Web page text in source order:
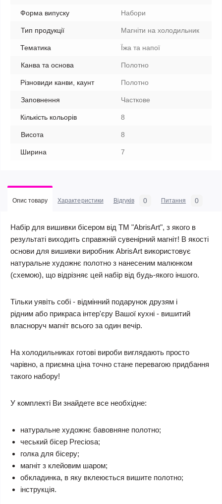
Форма випуску Набори
Тип продукції Магніти на холодильник
Тематика Їжа та напої
Канва та основа Полотно
Різновиди канви, каунт Полотно
Заповнення Часткове
Кількість кольорів 8
Висота 8
Ширина 7
Опис товару Характеристики Відгуків 0 Питання 0
Набір для вишивки бісером від ТМ "AbrisArt", з якого в
результаті виходить справжній сувенірний магніт! В якості
основи для вишивки виробник AbrisArt використовує
натуральне художнє полотно з нанесеним малюнком
(схемою), що відрізняє цей набір від будь-якого іншого.
Тільки уявіть собі - відмінний подарунок друзям і
рідним або прикраса інтер'єру Вашої кухні - вишитий
власноруч магніт всього за один вечір.
На холодильниках готові вироби виглядають просто
чарівно, а приємна ціна точно стане перевагою придбання
такого набору!
У комплекті Ви знайдете все необхідне:
натуральне художнє бавовняне полотно;
чеський бісер Preciosa;
голка для бісеру;
магніт з клейовим шаром;
обкладинка, в яку вклеюється вишите полотно;
інструкція.